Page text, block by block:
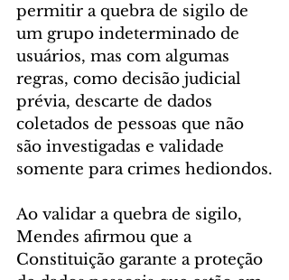
permitir a quebra de sigilo de
um grupo indeterminado de
usuários, mas com algumas
regras, como decisão judicial
prévia, descarte de dados
coletados de pessoas que não
são investigadas e validade
somente para crimes hediondos.
Ao validar a quebra de sigilo,
Mendes afirmou que a
Constituição garante a proteção